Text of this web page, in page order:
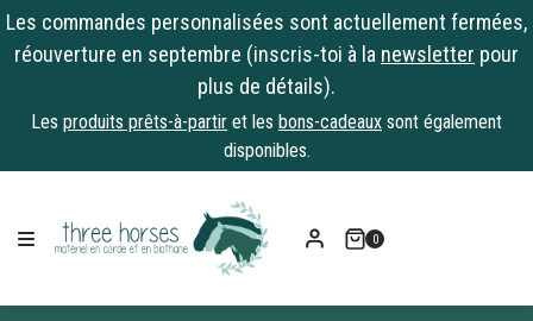
Les commandes personnalisées sont actuellement fermées,
réouverture en septembre (inscris-toi à la newsletter pour
plus de détails).
Les produits prêts-à-partir et les bons-cadeaux sont également
disponibles.
content
0